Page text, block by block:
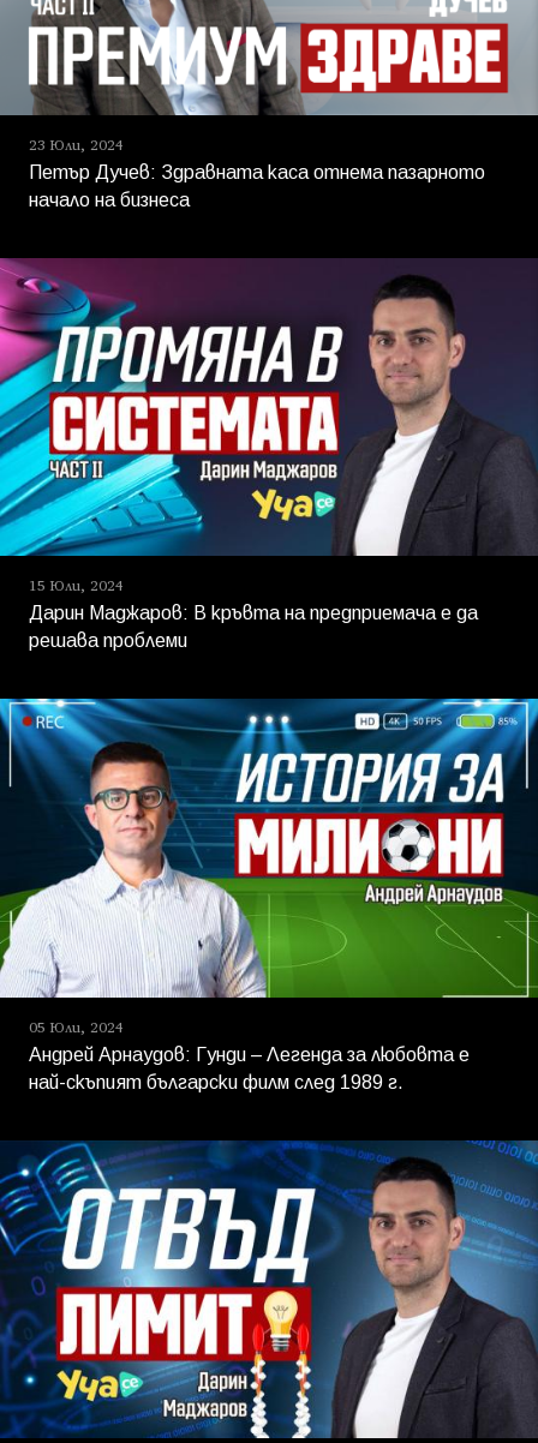
23 Юли, 2024
Петър Дучев: Здравната каса отнема пазарното
начало на бизнеса
15 Юли, 2024
Дарин Маджаров: В кръвта на предприемача е да
решава проблеми
05 Юли, 2024
Андрей Арнаудов: Гунди – Легенда за любовта е
най-скъпият български филм след 1989 г.